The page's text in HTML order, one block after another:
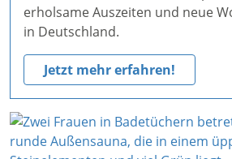
erholsame Auszeiten und neue
in Deutschland.
Jetzt mehr erfahren!